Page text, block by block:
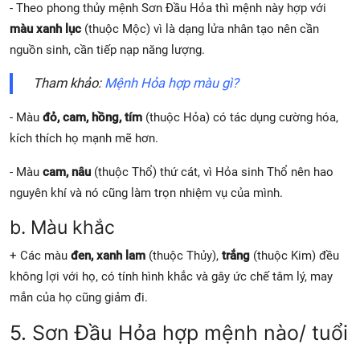
- Theo phong thủy mệnh Sơn Đầu Hỏa thì mệnh này hợp với
màu xanh lục (thuộc Mộc) vì là dạng lửa nhân tạo nên cần
nguồn sinh, cần tiếp nạp năng lượng.
Tham khảo: Mệnh Hỏa hợp màu gì?
- Màu đỏ, cam, hồng, tím (thuộc Hỏa) có tác dụng cường hóa,
kích thích họ mạnh mẽ hơn.
- Màu cam, nâu (thuộc Thổ) thứ cát, vì Hỏa sinh Thổ nên hao
nguyên khí và nó cũng làm trọn nhiệm vụ của mình.
b. Màu khắc
+ Các màu đen, xanh lam (thuộc Thủy), trắng (thuộc Kim) đều
không lợi với họ, có tính hình khắc và gây ức chế tâm lý, may
mắn của họ cũng giảm đi.
5. Sơn Đầu Hỏa hợp mệnh nào/ tuổi